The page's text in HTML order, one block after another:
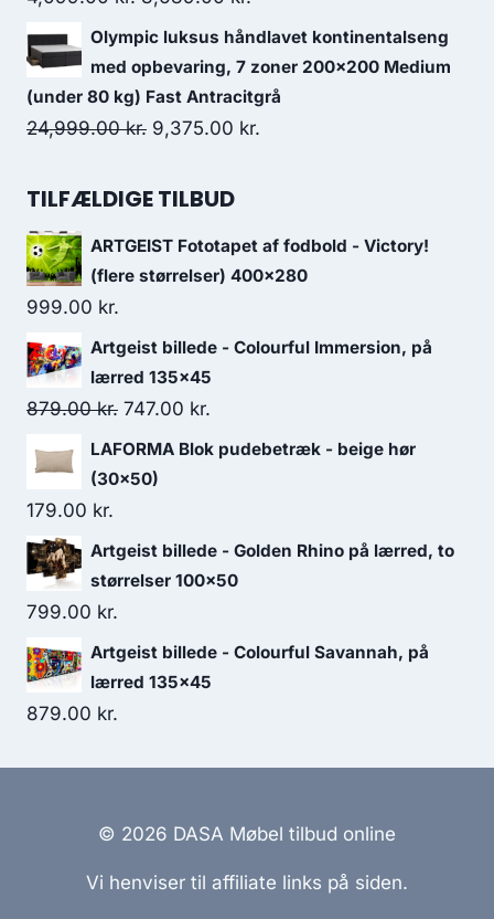
Olympic luksus håndlavet kontinentalseng
med opbevaring, 7 zoner 200x200 Medium
(under 80 kg) Fast Antracitgrå
24,999.00kr. 9,375.00 kr.
TILFÆLDIGE TILBUD
ARTGEIST Fototapet af fodbold - Victory!
(flere størrelser) 400x280
999.00 kr.
Artgeist billede - Colourful Immersion, på
lærred 135x45
879.00kr. 747.00 kr.
LAFORMA Blok pudebetræk - beige hør
(30x50)
179.00 kr.
Artgeist billede - Golden Rhino på lærred, to
størrelser 100x50
799.00 kr.
Artgeist billede - Colourful Savannah, på
lærred 135x45
879.00 kr.
© 2026 DASA Møbel tilbud online
Vi henviser til affiliate links på siden.